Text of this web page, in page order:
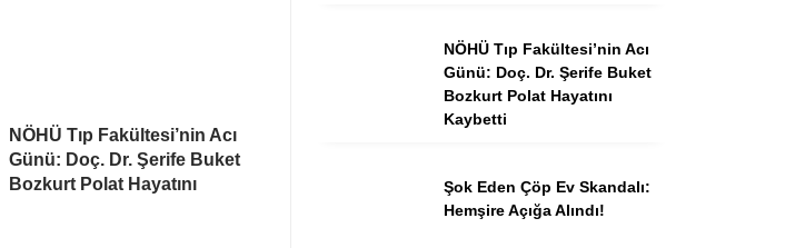
NÖHÜ Tıp Fakültesi’nin Acı
Günü: Doç. Dr. Şerife Buket
Bozkurt Polat Hayatını
NÖHÜ Tıp Fakültesi’nin Acı
Günü: Doç. Dr. Şerife Buket
Bozkurt Polat Hayatını
Kaybetti
Şok Eden Çöp Ev Skandalı:
Hemşire Açığa Alındı!